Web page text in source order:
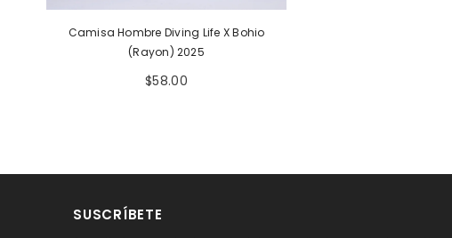
Camisa Hombre Diving Life X Bohio
(Rayon) 2025
$58.00
SUSCRÍBETE